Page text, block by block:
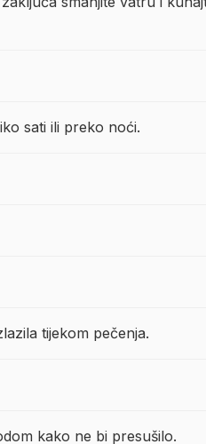
sati ili preko noći.
tijekom pečenja.
kako ne bi presušilo.